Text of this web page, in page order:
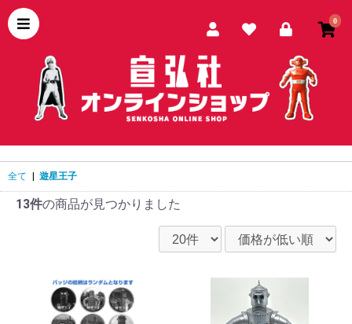
0
全て | 遊星王子
13件の商品が見つかりました